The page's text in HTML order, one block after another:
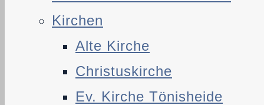
Kirchen
Alte Kirche
Christuskirche
Ev. Kirche Tönisheide